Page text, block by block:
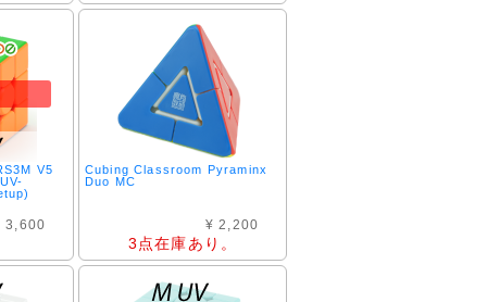
V5
3,600
Cubing Classroom Pyraminx
Duo MC
¥ 2,200
3点在庫あり。